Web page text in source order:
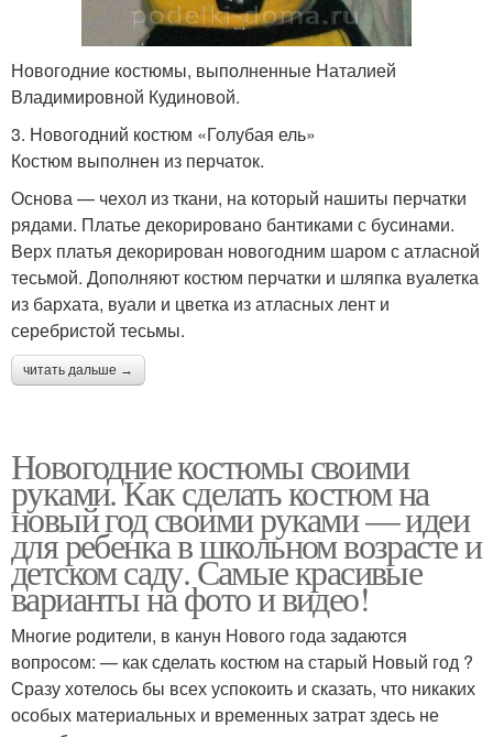
Новогодние костюмы, выполненные Наталией
Владимировной Кудиновой.
3. Новогодний костюм «Голубая ель»
Костюм выполнен из перчаток.
Основа — чехол из ткани, на который нашиты перчатки
рядами. Платье декорировано бантиками с бусинами.
Верх платья декорирован новогодним шаром с атласной
тесьмой. Дополняют костюм перчатки и шляпка вуалетка
из бархата, вуали и цветка из атласных лент и
серебристой тесьмы.
читать дальше →
Новогодние костюмы своими
руками. Как сделать костюм на
новый год своими руками — идеи
для ребенка в школьном возрасте и
детском саду. Самые красивые
варианты на фото и видео!
Многие родители, в канун Нового года задаются
вопросом: — как сделать костюм на старый Новый год ?
Сразу хотелось бы всех успокоить и сказать, что никаких
особых материальных и временных затрат здесь не